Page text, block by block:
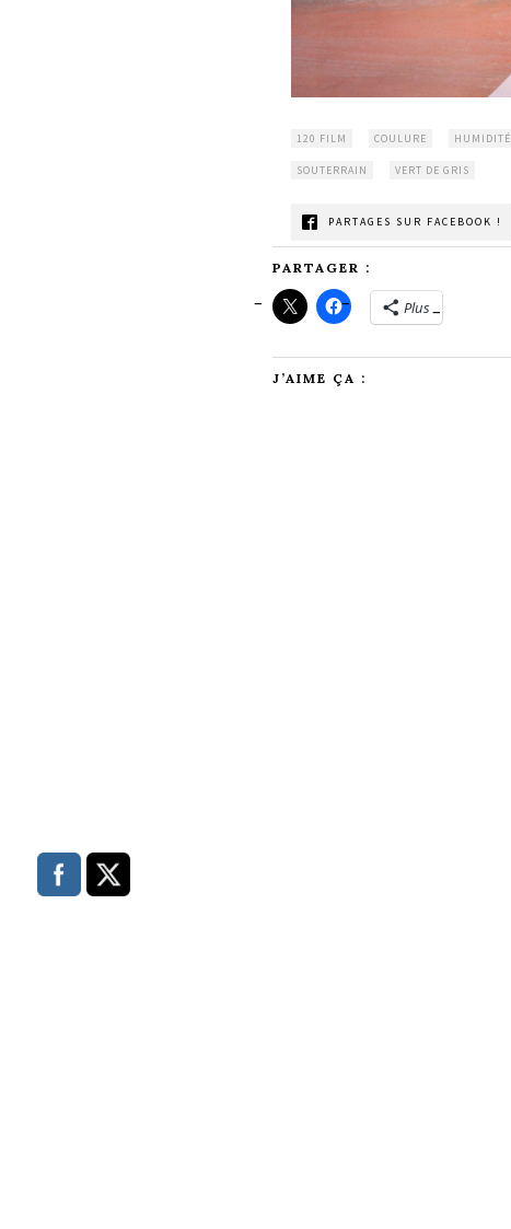
120 FILM COULURE HUMIDITÉ
SOUTERRAIN VERT DE GRIS
PARTAGES SUR FACEBOOK !
PARTAGER :
Plus
J’AIME ÇA :